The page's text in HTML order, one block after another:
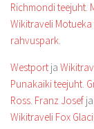
Richmondi teejuht.
Wikitraveli
rahvuspark.
Westport ja
Punakaiki teejuht.
Ross. Franz Josef ja
Wikitraveli Fox